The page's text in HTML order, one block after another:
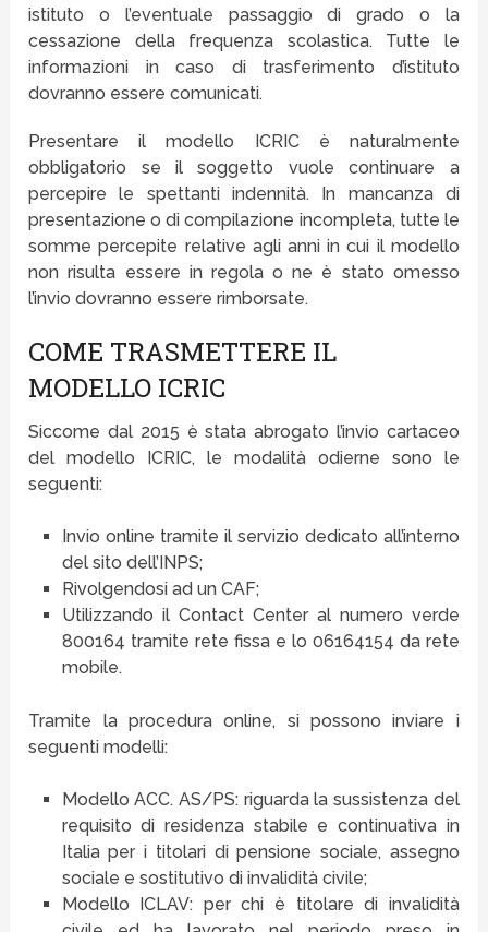
istituto o l’eventuale passaggio di grado o la
cessazione della frequenza scolastica. Tutte le
informazioni in caso di trasferimento d’istituto
dovranno essere comunicati.
Presentare il modello ICRIC è naturalmente
obbligatorio se il soggetto vuole continuare a
percepire le spettanti indennità. In mancanza di
presentazione o di compilazione incompleta, tutte le
somme percepite relative agli anni in cui il modello
non risulta essere in regola o ne è stato omesso
l’invio dovranno essere rimborsate.
COME TRASMETTERE IL
MODELLO ICRIC
Siccome dal 2015 è stata abrogato l’invio cartaceo
del modello ICRIC, le modalità odierne sono le
seguenti:
Invio online tramite il servizio dedicato all’interno
del sito dell’INPS;
Rivolgendosi ad un CAF;
Utilizzando il Contact Center al numero verde
800164 tramite rete fissa e lo 06164154 da rete
mobile.
Tramite la procedura online, si possono inviare i
seguenti modelli:
Modello ACC. AS/PS: riguarda la sussistenza del
requisito di residenza stabile e continuativa in
Italia per i titolari di pensione sociale, assegno
sociale e sostitutivo di invalidità civile;
Modello ICLAV: per chi è titolare di invalidità